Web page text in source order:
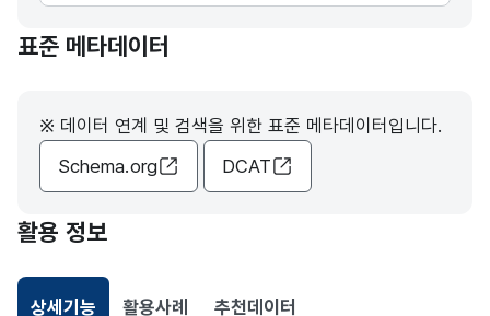
표준 메타데이터
※ 데이터 연계 및 검색을 위한 표준 메타데이터입니다.
Schema.org
DCAT
활용 정보
상세기능 활용사례 추천데이터